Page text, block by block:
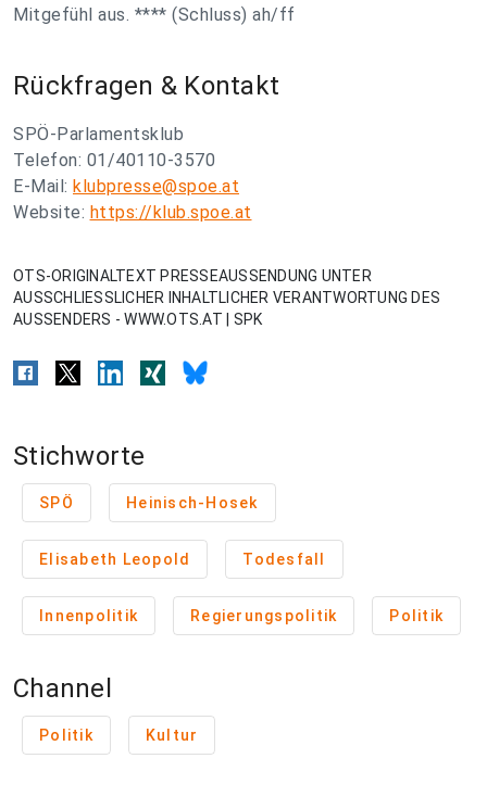
Mitgefühl aus. **** (Schluss) ah/ff
Rückfragen & Kontakt
SPÖ-Parlamentsklub
Telefon: 01/40110-3570
E-Mail: klubpresse@spoe.at
Website: https://klub.spoe.at
OTS-ORIGINALTEXT PRESSEAUSSENDUNG UNTER
AUSSCHLIESSLICHER INHALTLICHER VERANTWORTUNG DES
AUSSENDERS - WWW.OTS.AT | SPK
Stichworte
SPÖ Heinisch-Hosek
Elisabeth Leopold Todesfall
Innenpolitik Regierungspolitik Politik
Channel
Politik Kultur